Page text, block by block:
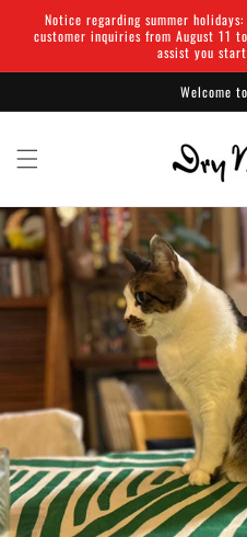
Skip to
content
Notice regarding summer
customer inquiries from August 11
assist you
Welcome to